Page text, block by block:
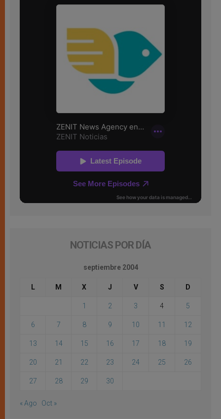
NOTICIAS POR DÍA
septiembre 2004
L M X J V S D
1 2 3 4 5
6 7 8 9 10 11 12
13 14 15 16 17 18 19
20 21 22 23 24 25 26
27 28 29 30
« Ago Oct »